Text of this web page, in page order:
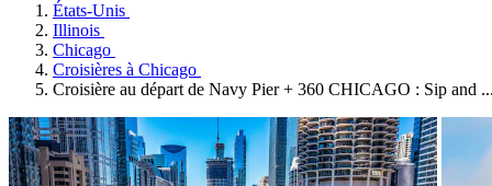
États-Unis
Illinois
Chicago
Croisières à Chicago
Croisière au départ de Navy Pier + 360 CHICAGO : Sip and